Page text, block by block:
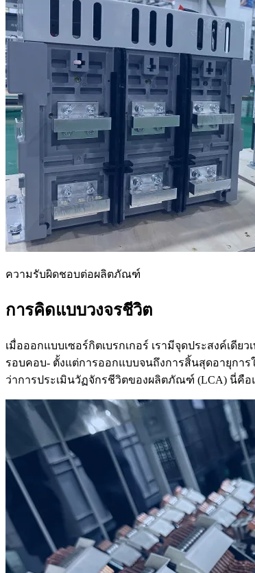
ความรับผิดชอบต่อผลิตภัณฑ์
การคิดแบบวงจรชีวิต
เมื่อออกแบบเซอร์กิตเบรกเกอร์ เรามีจุดประสงค์เดี
รอบคอบ- ตั้งแต่การออกแบบจนถึงการสิ้นสุดอายุกา
ว่าการประเมินวัฏจักรชีวิตของผลิตภัณฑ์ (LCA) นี่คื